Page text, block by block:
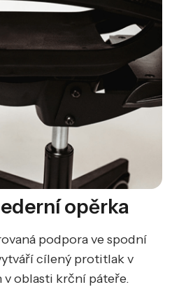
opěrka
podpora ve spodní
cílený protitlak v
oblasti krční páteře.